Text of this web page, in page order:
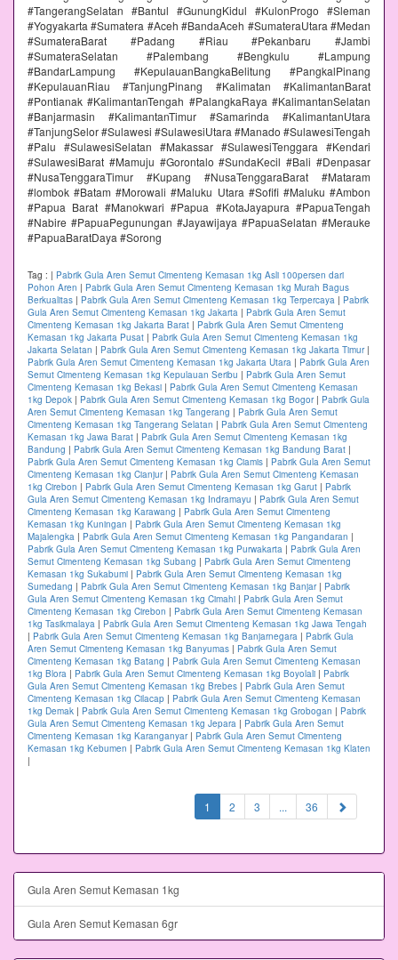
#TangerangSelatan #Bantul #GunungKidul #KulonProgo #Sleman
#Yogyakarta #Sumatera #Aceh #BandaAceh #SumateraUtara #Medan
#SumateraBarat #Padang #Riau #Pekanbaru #Jambi
#SumateraSelatan #Palembang #Bengkulu #Lampung
#BandarLampung #KepulauanBangkaBelitung #PangkalPinang
#KepulauanRiau #TanjungPinang #Kalimatan #KalimantanBarat
#Pontianak #KalimantanTengah #PalangkaRaya #KalimantanSelatan
#Banjarmasin #KalimantanTimur #Samarinda #KalimantanUtara
#TanjungSelor #Sulawesi #SulawesiUtara #Manado #SulawesiTengah
#Palu #SulawesiSelatan #Makassar #SulawesiTenggara #Kendari
#SulawesiBarat #Mamuju #Gorontalo #SundaKecil #Bali #Denpasar
#NusaTenggaraTimur #Kupang #NusaTenggaraBarat #Mataram
#lombok #Batam #Morowali #Maluku Utara #Sofifi #Maluku #Ambon
#Papua Barat #Manokwari #Papua #KotaJayapura #PapuaTengah
#Nabire #PapuaPegunungan #Jayawijaya #PapuaSelatan #Merauke
#PapuaBaratDaya #Sorong
Tag : | Pabrik Gula Aren Semut Cimenteng Kemasan 1kg Asli 100persen dari
Pohon Aren | Pabrik Gula Aren Semut Cimenteng Kemasan 1kg Murah Bagus
Berkualitas | Pabrik Gula Aren Semut Cimenteng Kemasan 1kg Terpercaya | Pabrik
Gula Aren Semut Cimenteng Kemasan 1kg Jakarta | Pabrik Gula Aren Semut
Cimenteng Kemasan 1kg Jakarta Barat | Pabrik Gula Aren Semut Cimenteng
Kemasan 1kg Jakarta Pusat | Pabrik Gula Aren Semut Cimenteng Kemasan 1kg
Jakarta Selatan | Pabrik Gula Aren Semut Cimenteng Kemasan 1kg Jakarta Timur|
Pabrik Gula Aren Semut Cimenteng Kemasan 1kg Jakarta Utara | Pabrik Gula Aren
Semut Cimenteng Kemasan 1kg Kepulauan Seribu | Pabrik Gula Aren Semut
Cimenteng Kemasan 1kg Bekasi | Pabrik Gula Aren Semut Cimenteng Kemasan
1kg Depok | Pabrik Gula Aren Semut Cimenteng Kemasan 1kg Bogor| Pabrik Gula
Aren Semut Cimenteng Kemasan 1kg Tangerang | Pabrik Gula Aren Semut
Cimenteng Kemasan 1kg Tangerang Selatan | Pabrik Gula Aren Semut Cimenteng
Kemasan 1kg Jawa Barat | Pabrik Gula Aren Semut Cimenteng Kemasan 1kg
Bandung | Pabrik Gula Aren Semut Cimenteng Kemasan 1kg Bandung Barat |
Pabrik Gula Aren Semut Cimenteng Kemasan 1kg Ciamis | Pabrik Gula Aren Semut
Cimenteng Kemasan 1kg Cianjur| Pabrik Gula Aren Semut Cimenteng Kemasan
1kg Cirebon | Pabrik Gula Aren Semut Cimenteng Kemasan 1kg Garut | Pabrik
Gula Aren Semut Cimenteng Kemasan 1kg Indramayu | Pabrik Gula Aren Semut
Cimenteng Kemasan 1kg Karawang | Pabrik Gula Aren Semut Cimenteng
Kemasan 1kg Kuningan | Pabrik Gula Aren Semut Cimenteng Kemasan 1kg
Majalengka | Pabrik Gula Aren Semut Cimenteng Kemasan 1kg Pangandaran |
Pabrik Gula Aren Semut Cimenteng Kemasan 1kg Purwakarta | Pabrik Gula Aren
Semut Cimenteng Kemasan 1kg Subang | Pabrik Gula Aren Semut Cimenteng
Kemasan 1kg Sukabumi | Pabrik Gula Aren Semut Cimenteng Kemasan 1kg
Sumedang | Pabrik Gula Aren Semut Cimenteng Kemasan 1kg Banjar| Pabrik
Gula Aren Semut Cimenteng Kemasan 1kg Cimahi | Pabrik Gula Aren Semut
Cimenteng Kemasan 1kg Cirebon | Pabrik Gula Aren Semut Cimenteng Kemasan
1kg Tasikmalaya | Pabrik Gula Aren Semut Cimenteng Kemasan 1kg Jawa Tengah
| Pabrik Gula Aren Semut Cimenteng Kemasan 1kg Banjarnegara | Pabrik Gula
Aren Semut Cimenteng Kemasan 1kg Banyumas | Pabrik Gula Aren Semut
Cimenteng Kemasan 1kg Batang | Pabrik Gula Aren Semut Cimenteng Kemasan
1kg Blora | Pabrik Gula Aren Semut Cimenteng Kemasan 1kg Boyolali | Pabrik
Gula Aren Semut Cimenteng Kemasan 1kg Brebes | Pabrik Gula Aren Semut
Cimenteng Kemasan 1kg Cilacap | Pabrik Gula Aren Semut Cimenteng Kemasan
1kg Demak | Pabrik Gula Aren Semut Cimenteng Kemasan 1kg Grobogan | Pabrik
Gula Aren Semut Cimenteng Kemasan 1kg Jepara | Pabrik Gula Aren Semut
Cimenteng Kemasan 1kg Karanganyar| Pabrik Gula Aren Semut Cimenteng
Kemasan 1kg Kebumen | Pabrik Gula Aren Semut Cimenteng Kemasan 1kg Klaten
|
1 (current)
2 3 ... 36
Gula Aren Semut Kemasan 1kg
Gula Aren Semut Kemasan 6gr